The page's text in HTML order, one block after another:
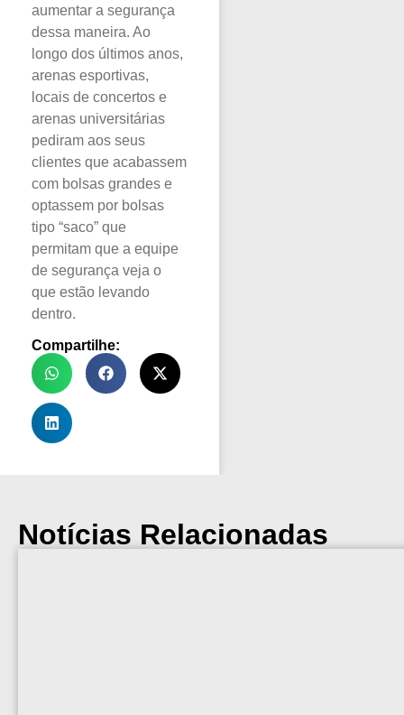
aumentar a segurança
dessa maneira. Ao
longo dos últimos anos,
arenas esportivas,
locais de concertos e
arenas universitárias
pediram aos seus
clientes que acabassem
com bolsas grandes e
optassem por bolsas
tipo “saco” que
permitam que a equipe
de segurança veja o
que estão levando
dentro.
Compartilhe:
Notícias Relacionadas